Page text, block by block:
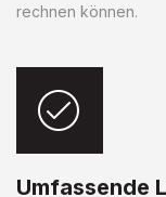
rechnen können.
Umfassende